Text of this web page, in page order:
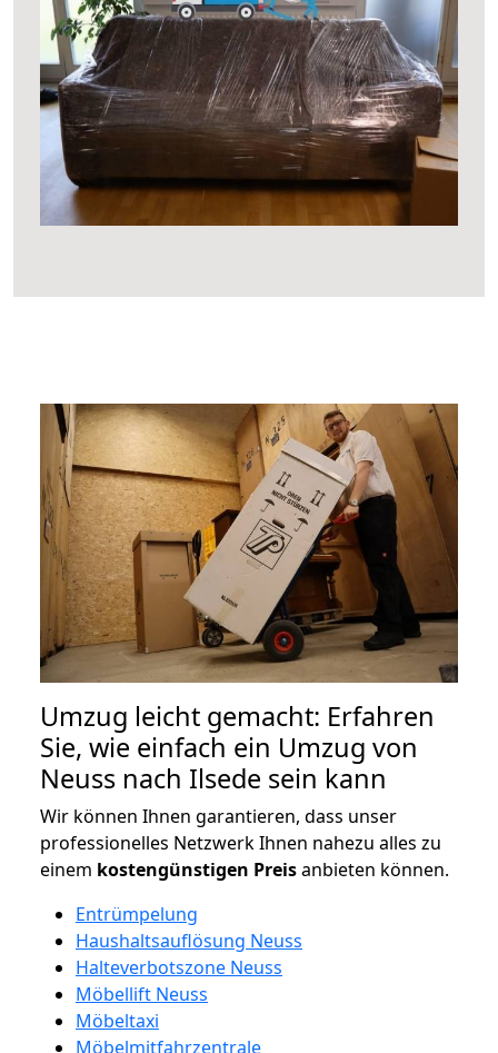
Umzug leicht gemacht: Erfahren
Sie, wie einfach ein Umzug von
Neuss nach Ilsede sein kann
Wir können Ihnen garantieren, dass unser
professionelles Netzwerk Ihnen nahezu alles zu
einem kostengünstigen Preisanbieten können.
Entrümpelung
Haushaltsauflösung Neuss
Halteverbotszone Neuss
Möbellift Neuss
Möbeltaxi
Möbelmitfahrzentrale